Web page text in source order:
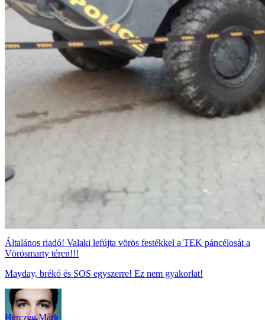
Általános riadó! Valaki lefújta vörös festékkel a TEK páncélosát a
Vörösmarty téren!!!
Mayday, brékó és SOS egyszerre! Ez nem gyakorlat!
Herczeg Márk